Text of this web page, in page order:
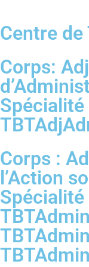
Centre
Corps:
Spécialité
Corps :
l’Action
Spécialité